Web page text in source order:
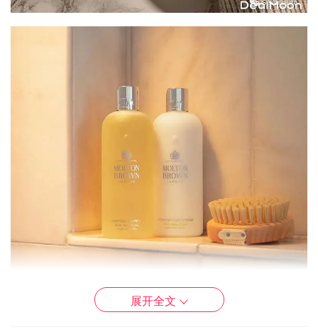
Molton Brown 的香味可以说是实用的香水，就是把香氛和
展开全文